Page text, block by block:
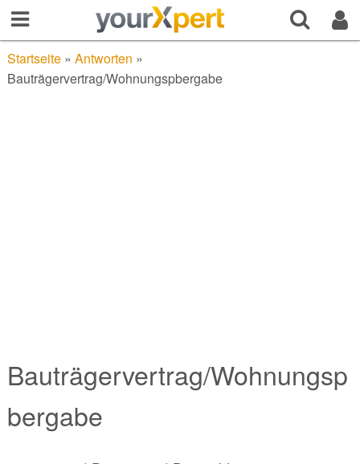
Startseite» Antworten »
Bauträgervertrag/Wohnungspbergabe
Bauträgervertrag/Wohnungsp
bergabe